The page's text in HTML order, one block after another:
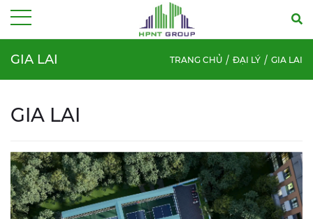
GIA LAI TRANG CHỦ ĐẠI LÝ GIA LAI
GIA LAI